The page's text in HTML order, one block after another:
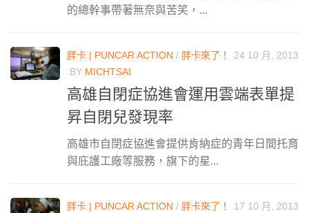
的總幹事帶著無奈與苦笑，...
胖卡 | PUNCAR ACTION / 胖卡來了！
24 10 月, 2013
BY MICHTSAI
高雄自閉症協進會運用雲端表單提
昇自閉兒發現率
高雄市自閉症協進會提供肯納症的青年日間托育
與庇護工廠等服務，旗下的星...
胖卡 | PUNCAR ACTION / 胖卡來了！
17 10 月, 2013